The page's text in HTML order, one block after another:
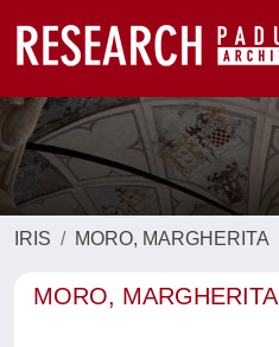
IRIS MORO, MARGHERITA
MORO, MARGHERITA